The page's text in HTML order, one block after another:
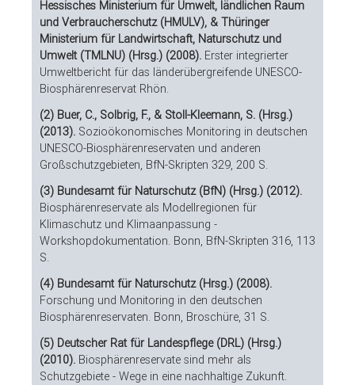
Hessisches Ministerium für Umwelt, ländlichen Raum
und Verbraucherschutz (HMULV), & Thüringer
Ministerium für Landwirtschaft, Naturschutz und
Umwelt (TMLNU) (Hrsg.) (2008). Erster integrierter
Umweltbericht für das länderübergreifende UNESCO-
Biosphärenreservat Rhön.
(2) Buer, C., Solbrig, F., & Stoll-Kleemann, S. (Hrsg.)
(2013). Sozioökonomisches Monitoring in deutschen
UNESCO-Biosphärenreservaten und anderen
Großschutzgebieten, BfN-Skripten 329, 200 S.
(3) Bundesamt für Naturschutz (BfN) (Hrsg.) (2012).
Biosphärenreservate als Modellregionen für
Klimaschutz und Klimaanpassung -
Workshopdokumentation. Bonn, BfN-Skripten 316, 113
S.
(4) Bundesamt für Naturschutz (Hrsg.) (2008).
Forschung und Monitoring in den deutschen
Biosphärenreservaten. Bonn, Broschüre, 31 S.
(5) Deutscher Rat für Landespflege (DRL) (Hrsg.)
(2010). Biosphärenreservate sind mehr als
Schutzgebiete - Wege in eine nachhaltige Zukunft.